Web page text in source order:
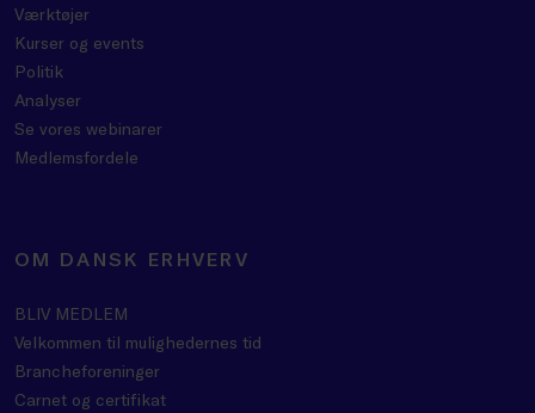
Værktøjer
Kurser og events
Politik
Analyser
Se vores webinarer
Medlemsfordele
OM DANSK ERHVERV
BLIV MEDLEM
Velkommen til mulighedernes tid
Brancheforeninger
Carnet og certifikat